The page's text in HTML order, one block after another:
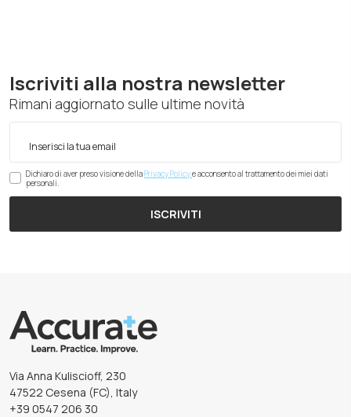
Iscriviti alla nostra newsletter
Rimani aggiornato sulle ultime novità
Dichiaro di aver preso visione dellaPrivacy Policye acconsento al trattamento dei miei dati
personali.
ISCRIVITI
Via Anna Kuliscioff, 230
47522 Cesena (FC), Italy
+39 0547 206 30